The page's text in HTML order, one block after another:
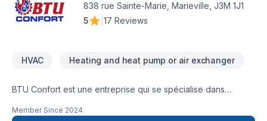
838 rue Sainte-Marie, Marieville, J3M 1J1
5
17 Reviews
HVAC Heating and heat pump or air exchanger
BTU Confort est une entreprise qui se spécialise dans
Member Since 2024